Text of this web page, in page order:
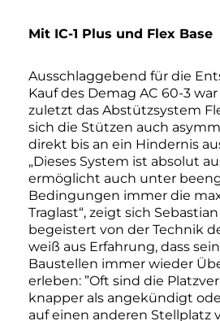
Mit IC-1 Plus und Flex Base
Ausschlaggebend für die
Kauf des Demag AC 60-3
zuletzt das Abstützsystem
sich die Stützen auch
direkt bis an ein Hindernis
„Dieses System ist absolut
ermöglicht auch unter
Bedingungen immer die
Traglast“, zeigt sich
begeistert von der Technik
weiß aus Erfahrung, dass
Baustellen immer wieder
erleben: ”Oft sind die
knapper als angekündigt
auf einen anderen Stellplatz